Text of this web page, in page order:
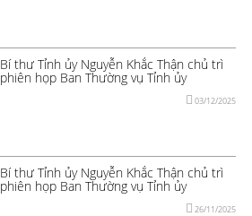
Bí thư Tỉnh ủy Nguyễn Khắc Thận chủ trì
phiên họp Ban Thường vụ Tỉnh ủy
03/12/2025
Bí thư Tỉnh ủy Nguyễn Khắc Thận chủ trì
phiên họp Ban Thường vụ Tỉnh ủy
26/11/2025